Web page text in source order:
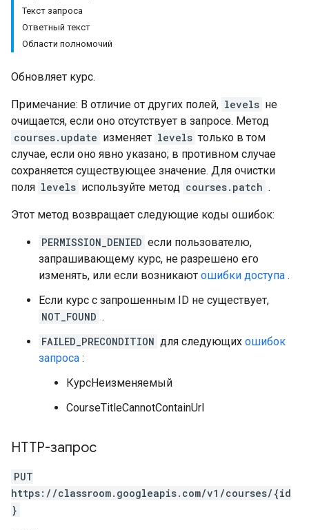
Текст запроса
Ответный текст
Области полномочий
Обновляет курс.
Примечание: В отличие от других полей, levels не
очищается, если оно отсутствует в запросе. Метод
courses.update изменяет levels только в том
случае, если оно явно указано; в противном случае
сохраняется существующее значение. Для очистки
поля levels используйте метод courses.patch .
Этот метод возвращает следующие коды ошибок:
PERMISSION_DENIED если пользователю,
запрашивающему курс, не разрешено его
изменять, или если возникают ошибки доступа .
Если курс с запрошенным ID не существует,
NOT_FOUND .
FAILED_PRECONDITION для следующих ошибок
запроса :
КурсНеизменяемый
CourseTitleCannotContainUrl
HTTP-запрос
PUT
https://classroom.googleapis.com/v1/courses/{id
}